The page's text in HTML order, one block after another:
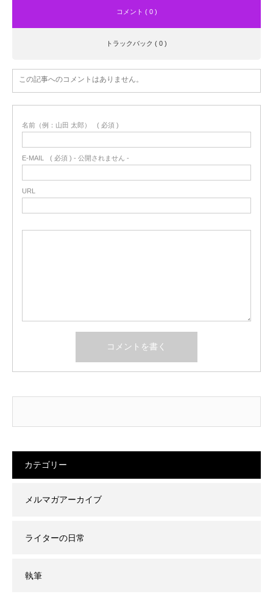
コメント ( 0 )
トラックバック ( 0 )
この記事へのコメントはありません。
名前（例：山田 太郎） ( 必須 )
E-MAIL ( 必須 ) - 公開されません -
URL
カテゴリー
メルマガアーカイブ
ライターの日常
執筆